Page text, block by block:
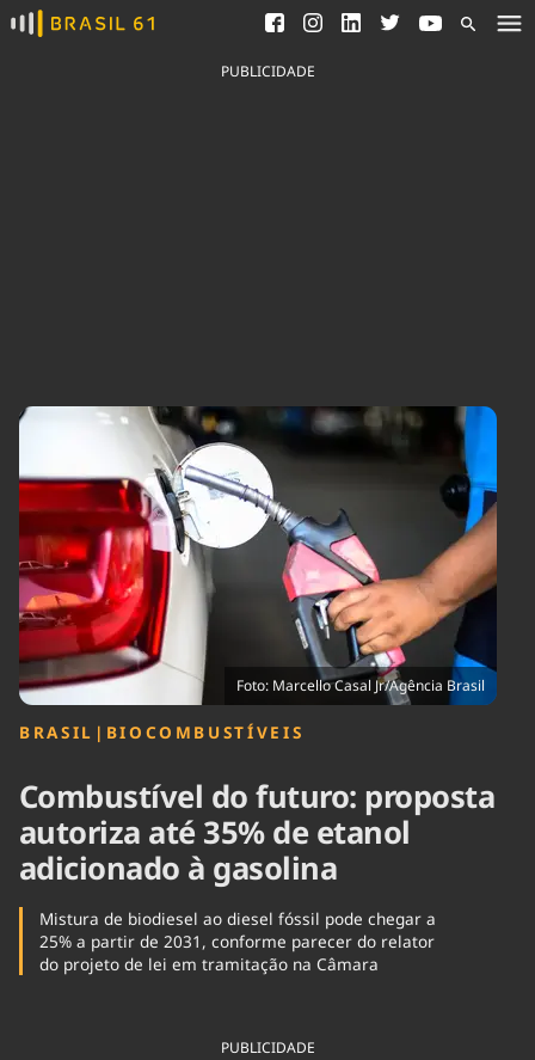
Ver todas as notícias
Saneamento
Indicadores
Brasil
Brasil Mineral
Ciência &
Tecnologia
Cinema
Comportamento
Cultura
Economia
Educação
Infraestrutura
Internacional
Meio Ambiente
Saúde
Tempo
PUBLICIDADE
Foto: Marcello Casal Jr/Agência Brasil
BRASIL | BIOCOMBUSTÍVEIS
Combustível do futuro: proposta
autoriza até 35% de etanol
adicionado à gasolina
Mistura de biodiesel ao diesel fóssil pode chegar a
25% a partir de 2031, conforme parecer do relator
do projeto de lei em tramitação na Câmara
PUBLICIDADE